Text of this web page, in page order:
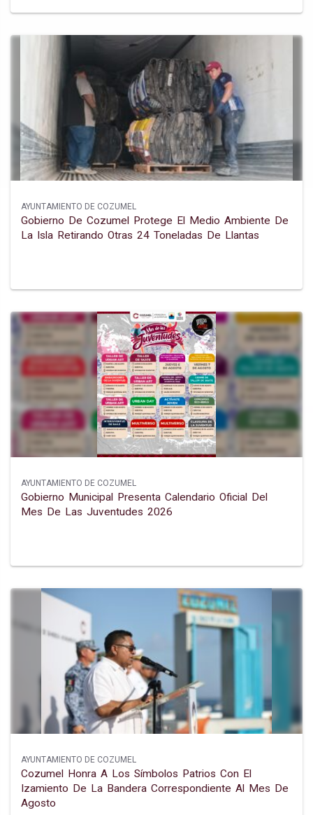
AYUNTAMIENTO DE COZUMEL
Gobierno De Cozumel Protege El Medio Ambiente De
La Isla Retirando Otras 24 Toneladas De Llantas
AYUNTAMIENTO DE COZUMEL
Gobierno Municipal Presenta Calendario Oficial Del
Mes De Las Juventudes 2026
AYUNTAMIENTO DE COZUMEL
Cozumel Honra A Los Símbolos Patrios Con El
Izamiento De La Bandera Correspondiente Al Mes De
Agosto